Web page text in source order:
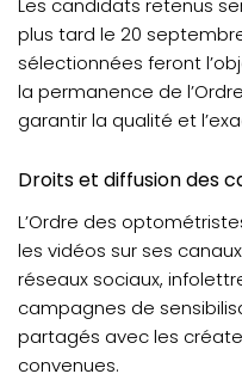
Les candidats retenus
plus tard le 20
sélectionnées feront
la permanence de
garantir la qualité et
Droits et diffusion des
L’Ordre des
les vidéos sur ses
réseaux sociaux,
campagnes de
partagés avec les
convenues.